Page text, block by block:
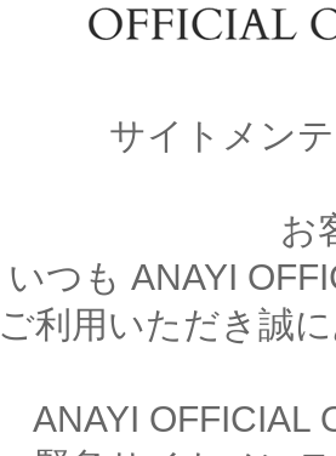
サイトメン
お
いつも ANAYI
ご利用いただき誠
ANAYI OFFICIAL